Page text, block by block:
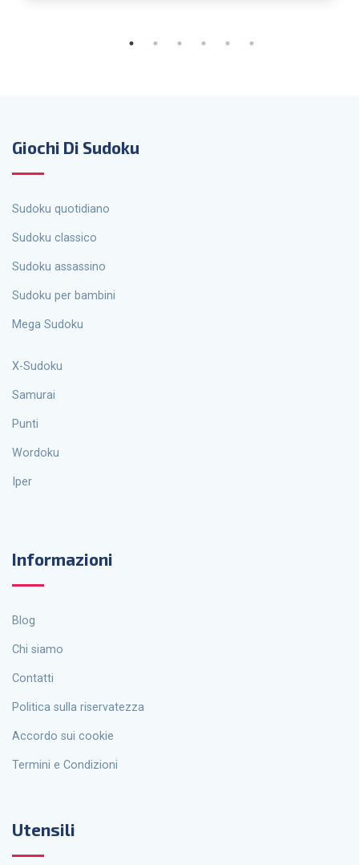
Giochi Di Sudoku
Sudoku quotidiano
Sudoku classico
Sudoku assassino
Sudoku per bambini
Mega Sudoku
X-Sudoku
Samurai
Punti
Wordoku
Iper
Informazioni
Blog
Chi siamo
Contatti
politica sulla riservatezza
Accordo sui cookie
Termini e Condizioni
Utensili